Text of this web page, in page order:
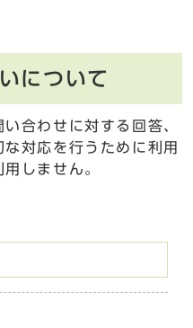
について
合わせに対する回答、
対応を行うために利用
しません。